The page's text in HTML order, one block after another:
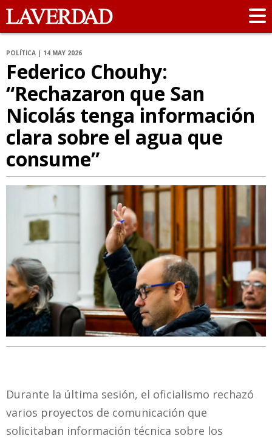
POLÍTICA | 14 MAY 2026
Federico Chouhy:
“Rechazaron que San
Nicolás tenga información
clara sobre el agua que
consume”
Durante la última sesión, el oficialismo rechazó
varios proyectos de comunicación que
solicitaban información técnica sobre los